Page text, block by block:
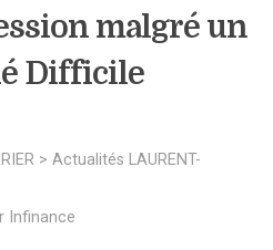
malgré un
Difficile
> Actualités LAURENT-
Infinance